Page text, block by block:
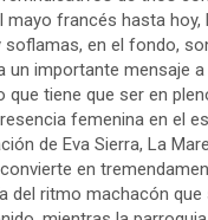
mayo francés hasta hoy,
soflamas, en el fondo,
un importante mensaje
que tiene que ser en
femenina en el
de Eva Sierra, La
en
del ritmo machacón que